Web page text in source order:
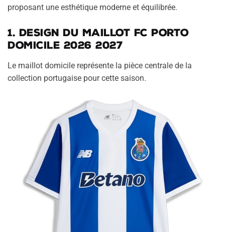
proposant une esthétique moderne et équilibrée.
1. Design du maillot FC Porto
domicile 2026 2027
Le maillot domicile représente la pièce centrale de la
collection portugaise pour cette saison.